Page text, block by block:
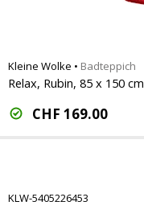
Kleine Wolke • Badteppich
Relax, Rubin, 85 x 150 cm
CHF 169.00
KLW-5405226453